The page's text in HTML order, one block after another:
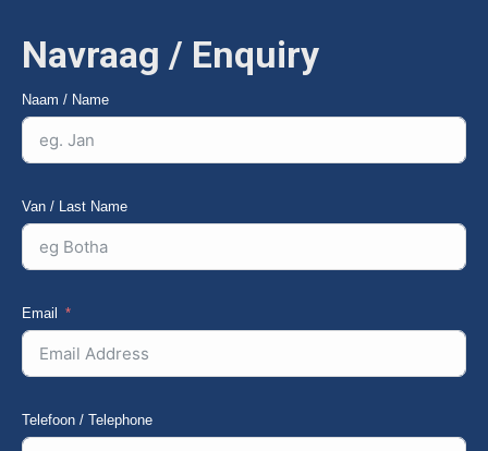
Navraag / Enquiry
Naam / Name
Van / Last Name
Email
Telefoon / Telephone